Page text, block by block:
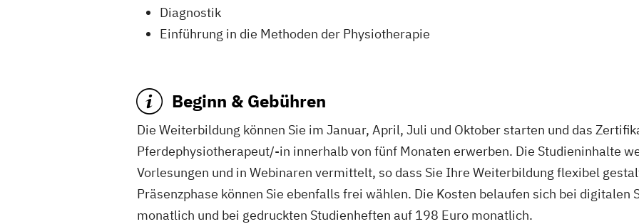
Diagnostik
Einführung in die Methoden der Physiotherapie
Beginn & Gebühren
Die Weiterbildung können Sie im Januar, April, Juli und Oktober starten und das
Pferdephysiotherapeut/-in innerhalb von fünf Monaten erwerben. Die Studieninhalte
Vorlesungen und in Webinaren vermittelt, so dass Sie Ihre Weiterbildung flexibel
Präsenzphase können Sie ebenfalls frei wählen. Die Kosten belaufen sich bei digitalen
monatlich und bei gedruckten Studienheften auf 198 Euro monatlich.